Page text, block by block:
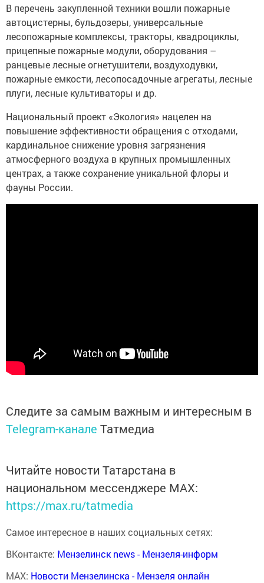
В перечень закупленной техники вошли пожарные
автоцистерны, бульдозеры, универсальные
лесопожарные комплексы, тракторы, квадроциклы,
прицепные пожарные модули, оборудования –
ранцевые лесные огнетушители, воздуходувки,
пожарные емкости, лесопосадочные агрегаты, лесные
плуги, лесные культиваторы и др.
Национальный проект «Экология» нацелен на
повышение эффективности обращения с отходами,
кардинальное снижение уровня загрязнения
атмосферного воздуха в крупных промышленных
центрах, а также сохранение уникальной флоры и
фауны России.
Следите за самым важным и интересным в
Telegram-канале Татмедиа
Читайте новости Татарстана в
национальном мессенджере MАХ:
https://max.ru/tatmedia
Самое интересное в наших социальных сетях:
ВКонтакте: Мензелинск news - Мензеля-информ
MAX: Новости Мензелинска - Мензеля онлайн